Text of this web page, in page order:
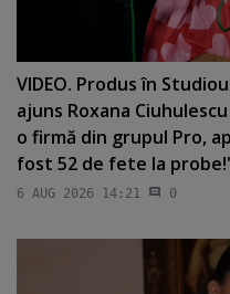
VIDEO. Produs în
ajuns Roxana
o firmă din grupul Pro,
fost 52 de fete la
6 AUG 2026 14:21 0